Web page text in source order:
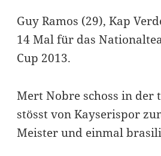
Guy Ramos (29), Kap
14 Mal für das
Cup 2013.
Mert Nobre schoss in der
stösst von Kayserispor
Meister und einmal